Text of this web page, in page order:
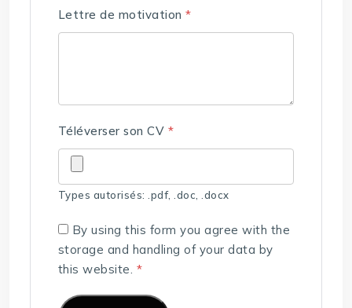
Lettre de motivation*
Téléverser son CV *
Types autorisés: .pdf, .doc, .docx
By using this form you agree with the
storage and handling of your data by
this website. *